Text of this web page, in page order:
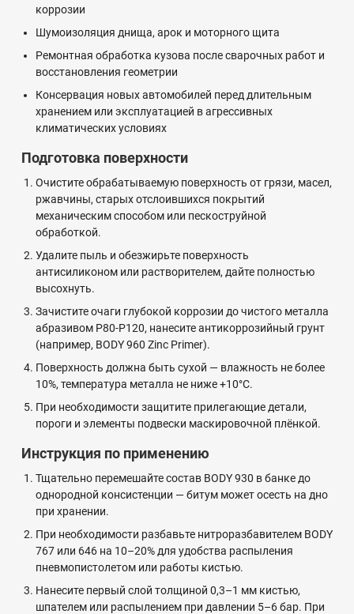
коррозии
Шумоизоляция днища, арок и моторного щита
Ремонтная обработка кузова после сварочных работ и
восстановления геометрии
Консервация новых автомобилей перед длительным
хранением или эксплуатацией в агрессивных
климатических условиях
Подготовка поверхности
Очистите обрабатываемую поверхность от грязи, масел,
ржавчины, старых отслоившихся покрытий
механическим способом или пескоструйной
обработкой.
Удалите пыль и обезжирьте поверхность
антисиликоном или растворителем, дайте полностью
высохнуть.
Зачистите очаги глубокой коррозии до чистого металла
абразивом P80-P120, нанесите антикоррозийный грунт
(например, BODY 960 Zinc Primer).
Поверхность должна быть сухой — влажность не более
10%, температура металла не ниже +10°C.
При необходимости защитите прилегающие детали,
пороги и элементы подвески маскировочной плёнкой.
Инструкция по применению
Тщательно перемешайте состав BODY 930 в банке до
однородной консистенции — битум может осесть на дно
при хранении.
При необходимости разбавьте нитроразбавителем BODY
767 или 646 на 10–20% для удобства распыления
пневмопистолетом или работы кистью.
Нанесите первый слой толщиной 0,3–1 мм кистью,
шпателем или распылением при давлении 5–6 бар. При